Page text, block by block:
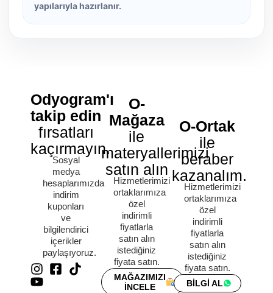
yapılarıyla hazırlanır.
Odyogram'ı
takip edin
fırsatları
kaçırmayın.
Sosyal
medya
hesaplarımızda
indirim
kuponları
ve
bilgilendirici
içerikler
paylaşıyoruz.
O-
Mağaza
ile
materyallerimizi
satın alın
Hizmetlerimizi
ortaklarımıza
özel
indirimli
fiyatlarla
satın alın
istediğiniz
fiyata satın.
MAĞAZIMIZI
İNCELE
O-Ortak
ile
beraber
kazanalım.
Hizmetlerimizi
ortaklarımıza
özel
indirimli
fiyatlarla
satın alın
istediğiniz
fiyata satın.
BİLGİ AL